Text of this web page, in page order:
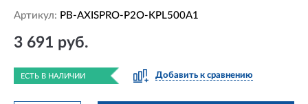
Артикул: PB-AXISPRO-P2O-KPL500A1
3 691 руб.
ЕСТЬ В НАЛИЧИИ Добавить к сравнению